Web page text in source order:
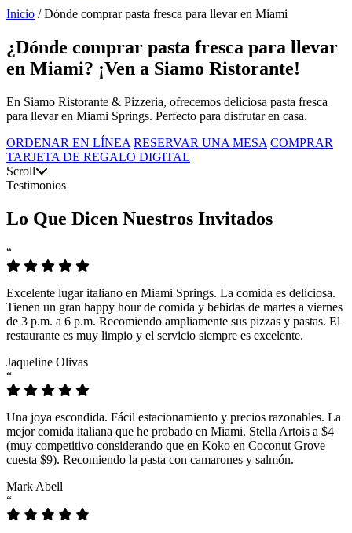
Inicio / Dónde comprar pasta fresca para llevar en Miami
¿Dónde comprar pasta fresca para llevar
en Miami? ¡Ven a Siamo Ristorante!
En Siamo Ristorante & Pizzeria, ofrecemos deliciosa pasta fresca
para llevar en Miami Springs. Perfecto para disfrutar en casa.
ORDENAR EN LÍNEA RESERVAR UNA MESA COMPRAR
TARJETA DE REGALO DIGITAL
Scroll
Testimonios
Lo Que Dicen Nuestros Invitados
“
Excelente lugar italiano en Miami Springs. La comida es deliciosa.
Tienen un gran happy hour de comida y bebidas de martes a viernes
de 3 p.m. a 6 p.m. Recomiendo ampliamente sus pizzas y pastas. El
restaurante es muy limpio y el servicio siempre es excelente.
Jaqueline Olivas
“
Una joya escondida. Fácil estacionamiento y precios razonables. La
mejor comida italiana que he probado en Miami. Stella Artois a $4
(muy competitivo considerando que en Koko en Coconut Grove
cuesta $9). Recomiendo la pasta con camarones y salmón.
Mark Abell
“